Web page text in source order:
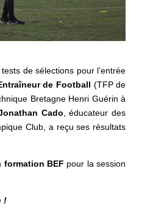
de sélections pour l’entrée
de Football (TFP de
Bretagne Henri Guérin à
Cado , éducateur des
Club, a reçu ses résultats
formation BEF pour la session
!